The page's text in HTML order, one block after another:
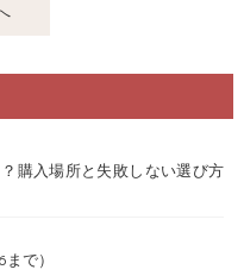
購入場所と失敗しない選び方
で）